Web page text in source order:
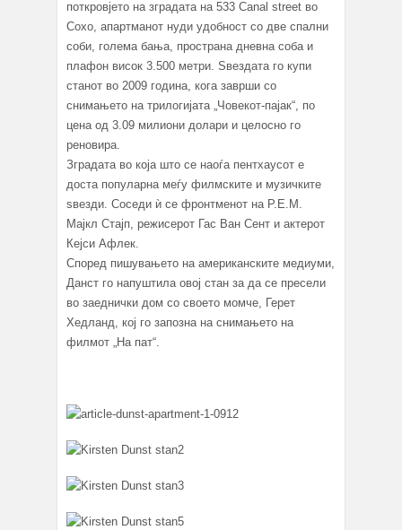
поткровјето на зградата на 533 Canal street во
Сохо, апартманот нуди удобност со две спални
соби, голема бања, пространа дневна соба и
плафон висок 3.500 метри. Ѕвездата го купи
станот во 2009 година, кога заврши со
снимањето на трилогијата „Човекот-пајак“, по
цена од 3.09 милиони долари и целосно го
реновира.
Зградата во која што се наоѓа пентхаусот е
доста популарна меѓу филмските и музичките
ѕвезди. Соседи ѝ се фронтменот на Р.Е.М.
Мајкл Стајп, режисерот Гас Ван Сент и актерот
Кејси Афлек.
Според пишувањето на американските медиуми,
Данст го напуштила овој стан за да се пресели
во заеднички дом со своето момче, Герет
Хедланд, кој го запозна на снимањето на
филмот „На пат“.